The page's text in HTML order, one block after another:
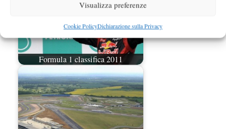
Visualizza preferenze
Cookie PolicyDichiarazione sulla Privacy
Formula 1 classifica 2011